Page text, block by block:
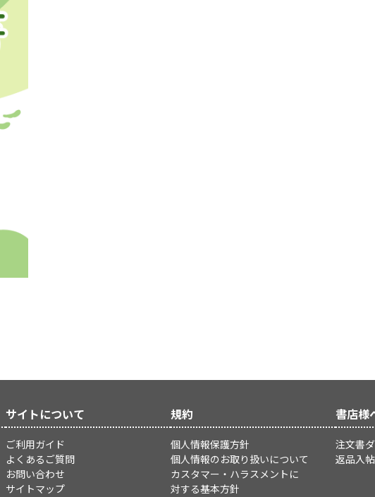
サイトについて
ご利用ガイド
よくあるご質問
お問い合わせ
サイトマップ
規約
個人情報保護方針
個人情報のお取り扱いについて
カスタマー・ハラスメントに
対する基本方針
書店様
注文書
返品入